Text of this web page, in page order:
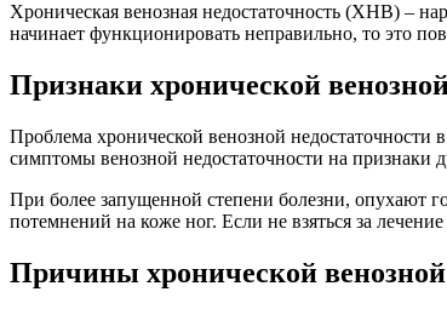
Хроническая венозная недостаточность (ХНВ) –
начинает функционировать неправильно, то это
Признаки хронической
Проблема хронической венозной
симптомы венозной недостаточности на признаки
При более запущенной степени болезни, опухают
потемнений на коже ног. Если не взяться за
Причины хронической венозной